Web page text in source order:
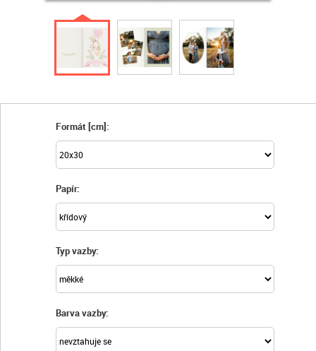
Formát [cm]:
Papír:
Typ vazby:
Barva vazby: